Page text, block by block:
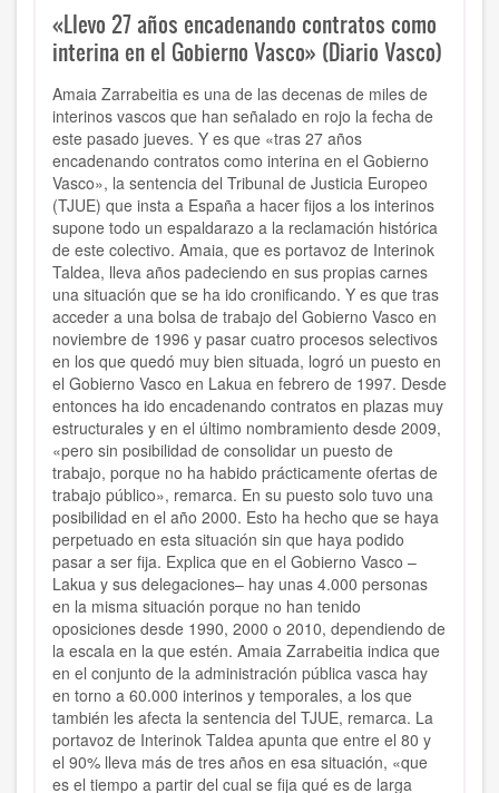
«Llevo 27 años encadenando contratos como
interina en el Gobierno Vasco» (Diario Vasco)
Amaia Zarrabeitia es una de las decenas de miles de
interinos vascos que han señalado en rojo la fecha de
este pasado jueves. Y es que «tras 27 años
encadenando contratos como interina en el Gobierno
Vasco», la sentencia del Tribunal de Justicia Europeo
(TJUE) que insta a España a hacer fijos a los interinos
supone todo un espaldarazo a la reclamación histórica
de este colectivo. Amaia, que es portavoz de Interinok
Taldea, lleva años padeciendo en sus propias carnes
una situación que se ha ido cronificando. Y es que tras
acceder a una bolsa de trabajo del Gobierno Vasco en
noviembre de 1996 y pasar cuatro procesos selectivos
en los que quedó muy bien situada, logró un puesto en
el Gobierno Vasco en Lakua en febrero de 1997. Desde
entonces ha ido encadenando contratos en plazas muy
estructurales y en el último nombramiento desde 2009,
«pero sin posibilidad de consolidar un puesto de
trabajo, porque no ha habido prácticamente ofertas de
trabajo público», remarca. En su puesto solo tuvo una
posibilidad en el año 2000. Esto ha hecho que se haya
perpetuado en esta situación sin que haya podido
pasar a ser fija. Explica que en el Gobierno Vasco –
Lakua y sus delegaciones– hay unas 4.000 personas
en la misma situación porque no han tenido
oposiciones desde 1990, 2000 o 2010, dependiendo de
la escala en la que estén. Amaia Zarrabeitia indica que
en el conjunto de la administración pública vasca hay
en torno a 60.000 interinos y temporales, a los que
también les afecta la sentencia del TJUE, remarca. La
portavoz de Interinok Taldea apunta que entre el 80 y
el 90% lleva más de tres años en esa situación, «que
es el tiempo a partir del cual se fija qué es de larga